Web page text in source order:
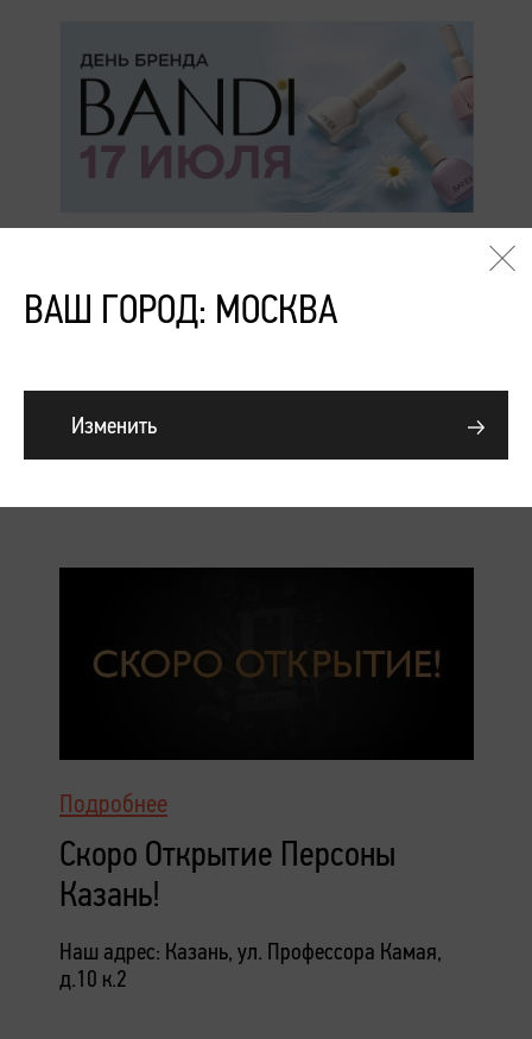
День Бренда Bandi в ПЕРСОНЕ
г. Москва, пр. Березовой рощи, д. 4
Подробнее
Скоро Открытие Персоны
Казань!
Наш адрес: Казань, ул. Профессора Камая,
д.10 к.2
ВАШ ГОРОД: МОСКВА
Изменить